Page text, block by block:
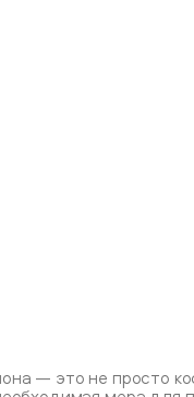
— это не просто